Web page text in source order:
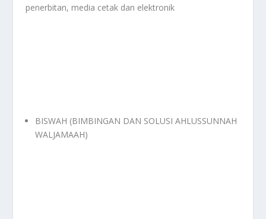
penerbitan, media cetak dan elektronik
BISWAH (BIMBINGAN DAN SOLUSI AHLUSSUNNAH
WALJAMAAH)